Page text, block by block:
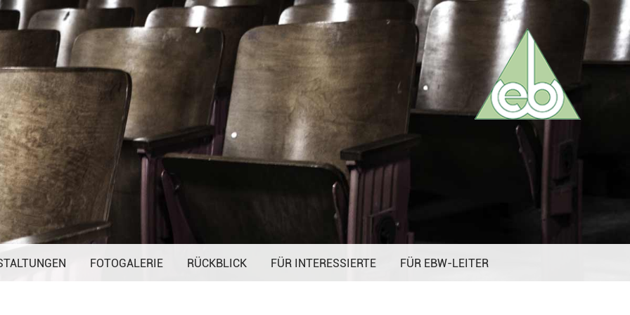
überspringen
FOTOGALERIE RÜCKBLICK FÜR INTERESSIERTE FÜR EBW-LEITER